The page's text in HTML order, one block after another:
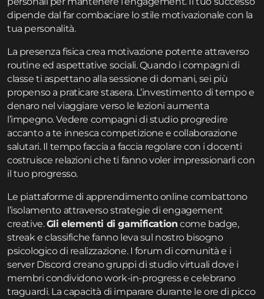
dipende dal far combaciare lo stile motivazionale con la
tua personalità.
La presenza fisica crea motivazione potente attraverso
routine ed aspettative sociali. Quando i compagni di
classe ti aspettano alla sessione di domani, sei più
propenso a praticare stasera. L’investimento di tempo e
denaro nel viaggiare verso le lezioni aumenta
l’impegno. Vedere compagni di studio progredire
accanto a te innesca competizione e collaborazione
salutari. Il tempo faccia a faccia regolare con i docenti
costruisce relazioni che ti fanno voler impressionarli con
il tuo progresso.
Le piattaforme di apprendimento online combattono
l’isolamento attraverso strategie di engagement
creative.Gli elementi di gamification come badge,
streak e classifiche fanno leva sul nostro bisogno
psicologico di realizzazione. I forum di comunità e i
server Discord creano gruppi di studio virtuali dove i
membri condividono work-in-progress e celebrano
traguardi. La capacità di imparare durante le ore di picco